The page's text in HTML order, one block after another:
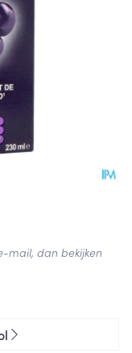
mail, dan bekijken